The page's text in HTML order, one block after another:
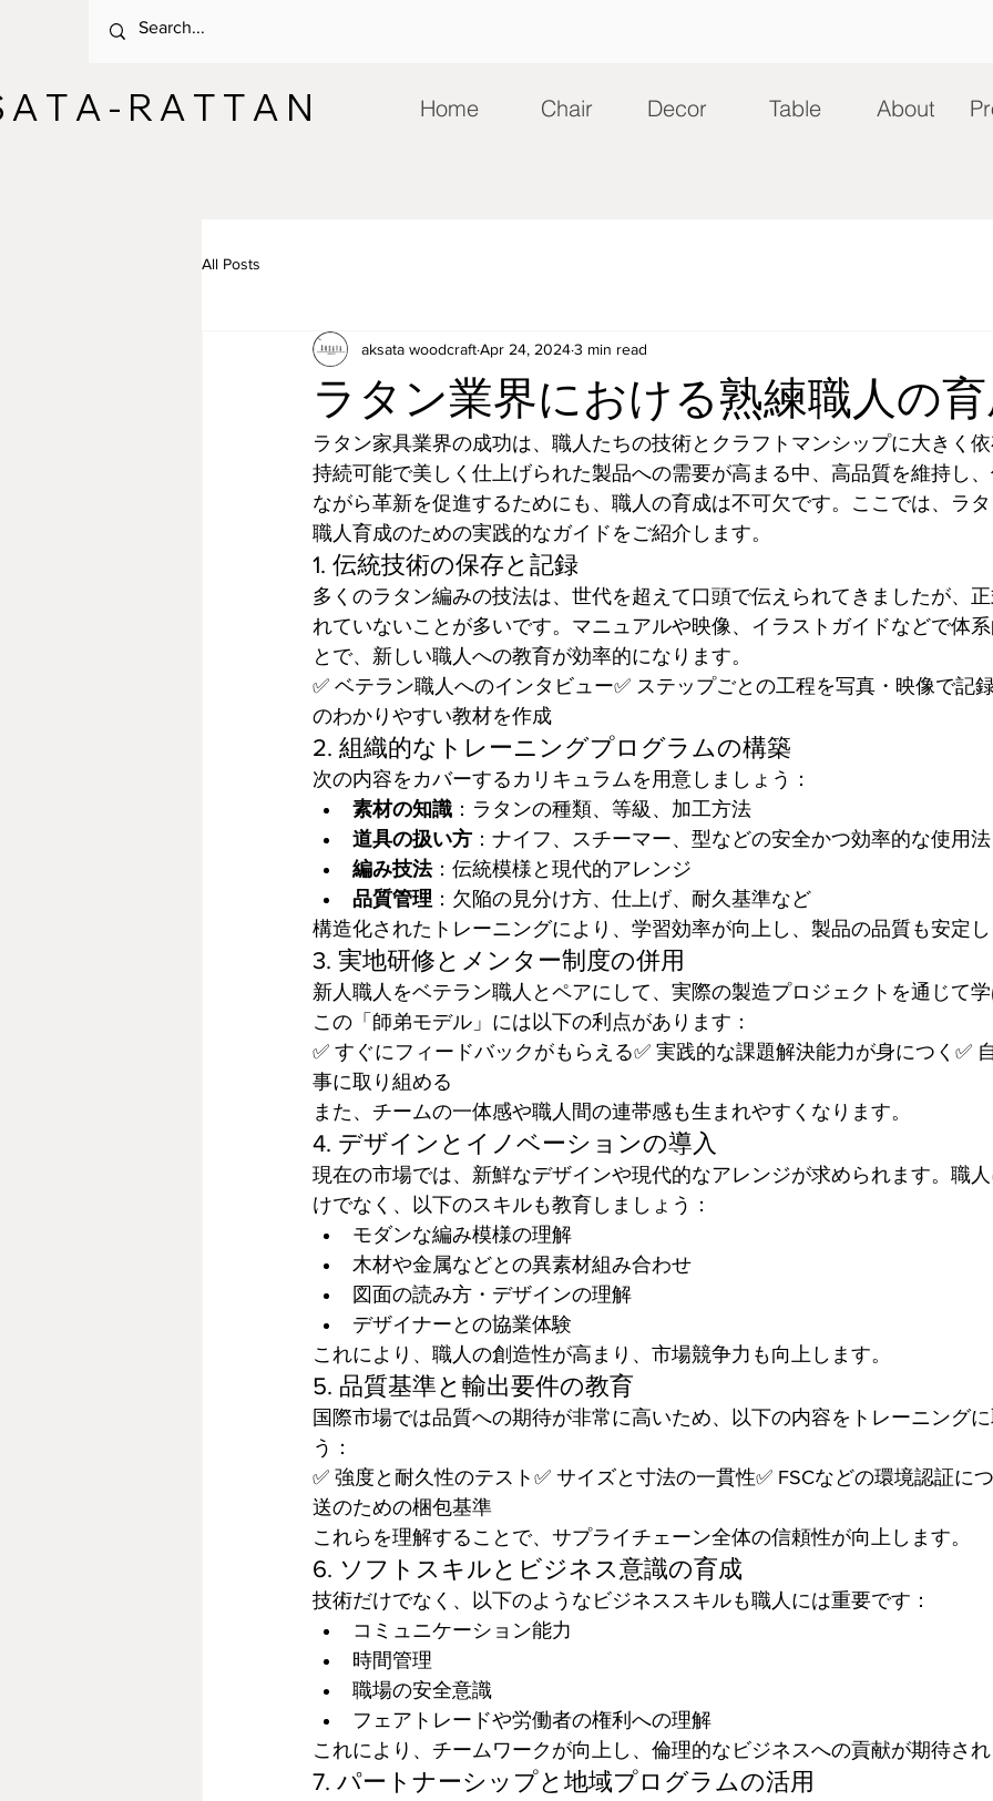
Home Chair Decor Table About
A T A - R A T T A N
All Posts
ラタン業界における熟練職人の
aksata woodcraftApr 24, 20243 min read
ラタン家具業界の成功は、職人たちの技術とクラフトマンシップに大きく
持続可能で美しく仕上げられた製品への需要が高まる中、高品質を維持し
ながら革新を促進するためにも、職人の育成は不可欠です。ここでは、ラ
職人育成のための実践的なガイドをご紹介します。
1. 伝統技術の保存と記録
多くのラタン編みの技法は、世代を超えて口頭で伝えられてきましたが、
れていないことが多いです。マニュアルや映像、イラストガイドなどで体
とで、新しい職人への教育が効率的になります。
✅ ベテラン職人へのインタビュー✅ ステップごとの工程を写真・映像で記
のわかりやすい教材を作成
2. 組織的なトレーニングプログラムの構築
次の内容をカバーするカリキュラムを用意しましょう：
素材の知識 ：ラタンの種類、等級、加工方法
道具の扱い方 ：ナイフ、スチーマー、型などの安全かつ効率的な使用法
編み技法：伝統模様と現代的アレンジ
品質管理 ：欠陥の見分け方、仕上げ、耐久基準など
構造化されたトレーニングにより、学習効率が向上し、製品の品質も安定
3. 実地研修とメンター制度の併用
新人職人をベテラン職人とペアにして、実際の製造プロジェクトを通じて
この「師弟モデル」には以下の利点があります：
✅ すぐにフィードバックがもらえる✅ 実践的な課題解決能力が身につく✅
事に取り組める
また、チームの一体感や職人間の連帯感も生まれやすくなります。
4. デザインとイノベーションの導入
現在の市場では、新鮮なデザインや現代的なアレンジが求められます。職
けでなく、以下のスキルも教育しましょう：
モダンな編み模様の理解
木材や金属などとの異素材組み合わせ
図面の読み方・デザインの理解
デザイナーとの協業体験
これにより、職人の創造性が高まり、市場競争力も向上します。
5. 品質基準と輸出要件の教育
国際市場では品質への期待が非常に高いため、以下の内容をトレーニング
う：
✅ 強度と耐久性のテスト✅ サイズと寸法の一貫性✅ FSCなどの環境認証に
送のための梱包基準
これらを理解することで、サプライチェーン全体の信頼性が向上します。
6. ソフトスキルとビジネス意識の育成
技術だけでなく、以下のようなビジネススキルも職人には重要です：
コミュニケーション能力
時間管理
職場の安全意識
フェアトレードや労働者の権利への理解
これにより、チームワークが向上し、倫理的なビジネスへの貢献が期待さ
7. パートナーシップと地域プログラムの活用